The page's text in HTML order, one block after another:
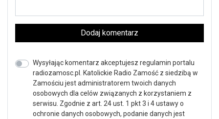
Dodaj komentarz
Wysyłając komentarz akceptujesz regulamin portalu
radiozamosc.pl. Katolickie Radio Zamość z siedzibą w
Zamościu jest administratorem twoich danych
osobowych dla celów związanych z korzystaniem z
serwisu. Zgodnie z art. 24 ust. 1 pkt 3 i 4 ustawy o
ochronie danych osobowych, podanie danych jest